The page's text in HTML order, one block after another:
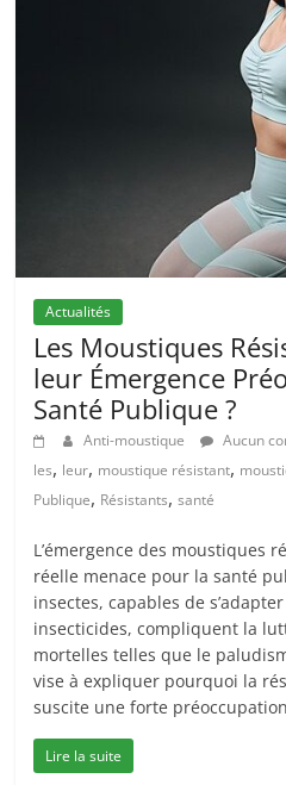
Actualités
Les Moustiques
leur Émergence
Santé Publique ?
Anti-moustique Aucun
les, leur, moustique résistant,
Publique, Résistants,santé
L’émergence des moustiques
réelle menace pour la santé
insectes, capables de
insecticides, compliquent la
mortelles telles que le
vise à expliquer pourquoi la
suscite une forte préoccupation
Lire la suite